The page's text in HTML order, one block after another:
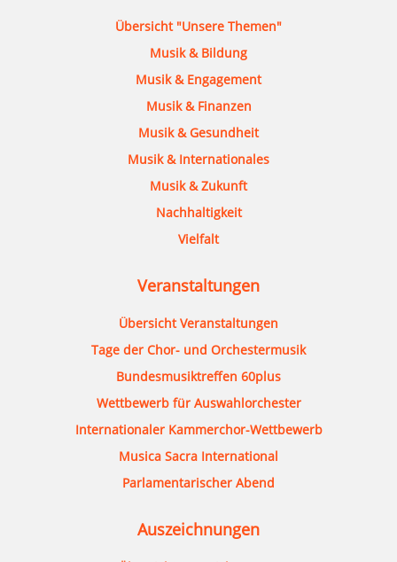
Übersicht "Unsere Themen"
Musik & Bildung
Musik & Engagement
Musik & Finanzen
Musik & Gesundheit
Musik & Internationales
Musik & Zukunft
Nachhaltigkeit
Vielfalt
Veranstaltungen
Übersicht Veranstaltungen
Tage der Chor- und Orchestermusik
Bundesmusiktreffen 60plus
Wettbewerb für Auswahlorchester
Internationaler Kammerchor-Wettbewerb
Musica Sacra International
Parlamentarischer Abend
Auszeichnungen